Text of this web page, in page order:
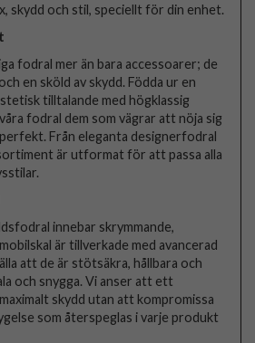
skydd och stil, speciellt för din enhet.
fodral mer än bara accessoarer; de
en sköld av skydd. Födda ur en
tilltalande med högklassig
fodral dem som vägrar att nöja sig
Från eleganta designerfodral
är utformat för att passa alla
innebar skrymmande,
är tillverkade med avancerad
att de är stötsäkra, hållbara och
och snygga. Vi anser att ett
skydd utan att kompromissa
som återspeglas i varje produkt